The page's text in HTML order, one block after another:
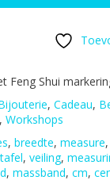
Feng Shui
, Cadeau,
, Workshops
, breedte, measure,
tafel, veiling,
, massband, cm,